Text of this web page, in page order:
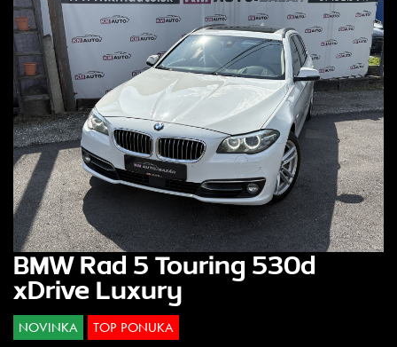
BMW Rad 5 Touring 530d
xDrive Luxury
NOVINKA TOP PONUKA